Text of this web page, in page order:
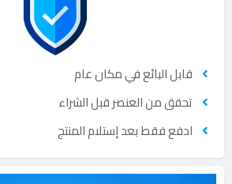
قابل البائع في مكان عام
تحقق من العنصر قبل الشراء
ادفع فقط بعد إستلام المنتج